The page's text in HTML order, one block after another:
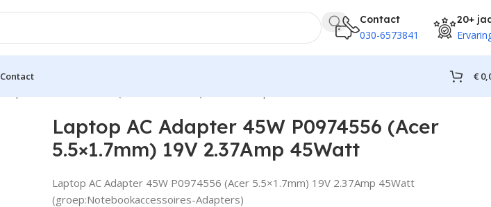
Contact
030-6573841
20+
Contact €
Laptop AC Adapter 45W P0974556 (Acer
5.5×1.7mm) 19V 2.37Amp 45Watt
Laptop AC Adapter 45W P0974556 (Acer 5.5×1.7mm) 19V 2.37Amp 45Watt
(groep:Notebookaccessoires-Adapters)